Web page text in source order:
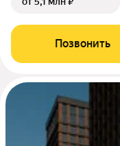
Позвонить